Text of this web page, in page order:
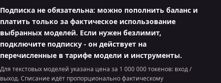
Подписка не обязательна: можно пополнить баланс и
платить только за фактическое использование
выбранных моделей. Если нужен безлимит,
подключите подписку - он действует на
перечисленные в тарифе модели и инструменты.
Для текстовых моделей указана цена за 1 000 000 токенов: вход /
выход. Списание идёт пропорционально фактическому